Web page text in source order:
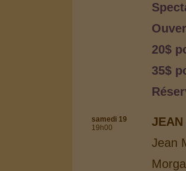
20$
35$
samedi 19
19h00
JEAN
Jean